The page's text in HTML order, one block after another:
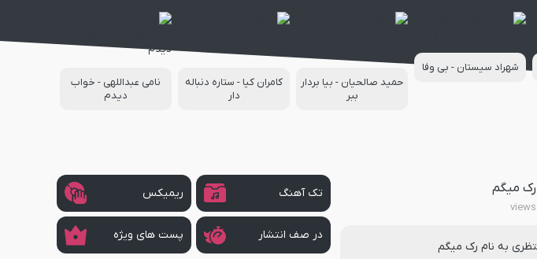
شهراد سیستان - بی وفا
حمید صالحیان - بیا بردار
ببر
کامران کیا - ستاره دنباله
دار
نامی عبداللهی - خواب
دیدم
میگم
به نام رک میگم
تک آهنگ ریمیکس
در صف انتشار پست های ویژه